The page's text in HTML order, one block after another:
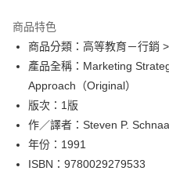
Google Pay
ATM付款
運送方式
商品特色
商品分類：高等教育－行銷
產品全稱：Marketing
Approach（Original）
版次：1版
作／譯者：Steven P.
年份：1991
ISBN：9780029279533